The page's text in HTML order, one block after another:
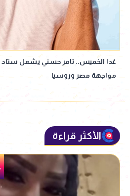
غدا الخميس.. تامر حسني يشعل ستاد
مواجهة مصر وروسيا
الأكثر قراءة